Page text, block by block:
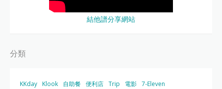
結他譜分享網站
分類
KKday Klook 自助餐 便利店 Trip 電影 7-Eleven